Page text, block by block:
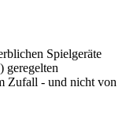
Spielgeräte
geregelten
Zufall - und nicht von